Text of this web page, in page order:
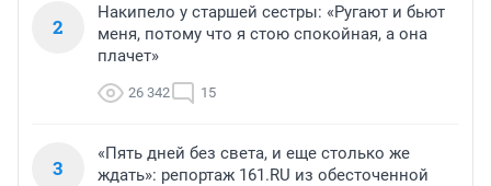
2
Накипело у старшей сестры: «Ругают и бьют
меня, потому что я стою спокойная, а она
плачет»
26 342 15
3
«Пять дней без света, и еще столько же
ждать»: репортаж 161.RU из обесточенной